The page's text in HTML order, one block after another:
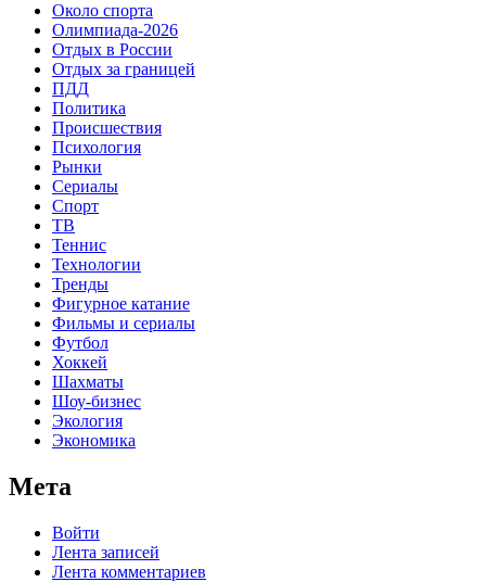
Около спорта
Олимпиада-2026
Отдых в России
Отдых за границей
ПДД
Политика
Происшествия
Психология
Рынки
Сериалы
Спорт
ТВ
Теннис
Технологии
Тренды
Фигурное катание
Фильмы и сериалы
Футбол
Хоккей
Шахматы
Шоу-бизнес
Экология
Экономика
Мета
Войти
Лента записей
Лента комментариев